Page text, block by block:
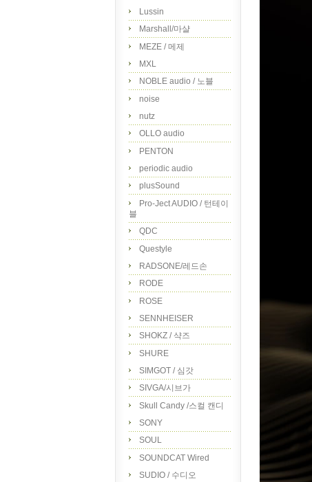
Lussin
Marshall/마샬
MEZE / 메제
MXL
NOBLE audio / 노블
noise
nutz
OLLO audio
PENTON
periodic audio
plusSound
Pro-Ject AUDIO / 턴테이
블
QDC
Questyle
RADSONE/레드손
RODE
ROSE
SENNHEISER
SHOKZ / 샥즈
SHURE
SIMGOT / 심갓
SIVGA/시브가
Skull Candy /스컬 캔디
SONY
SOUL
SOUNDCAT Wired
SUDIO / 수디오